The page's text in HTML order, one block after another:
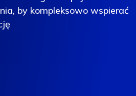
by kompleksowo wspierać
by kompleksowo wspierać
by kompleksowo wspierać